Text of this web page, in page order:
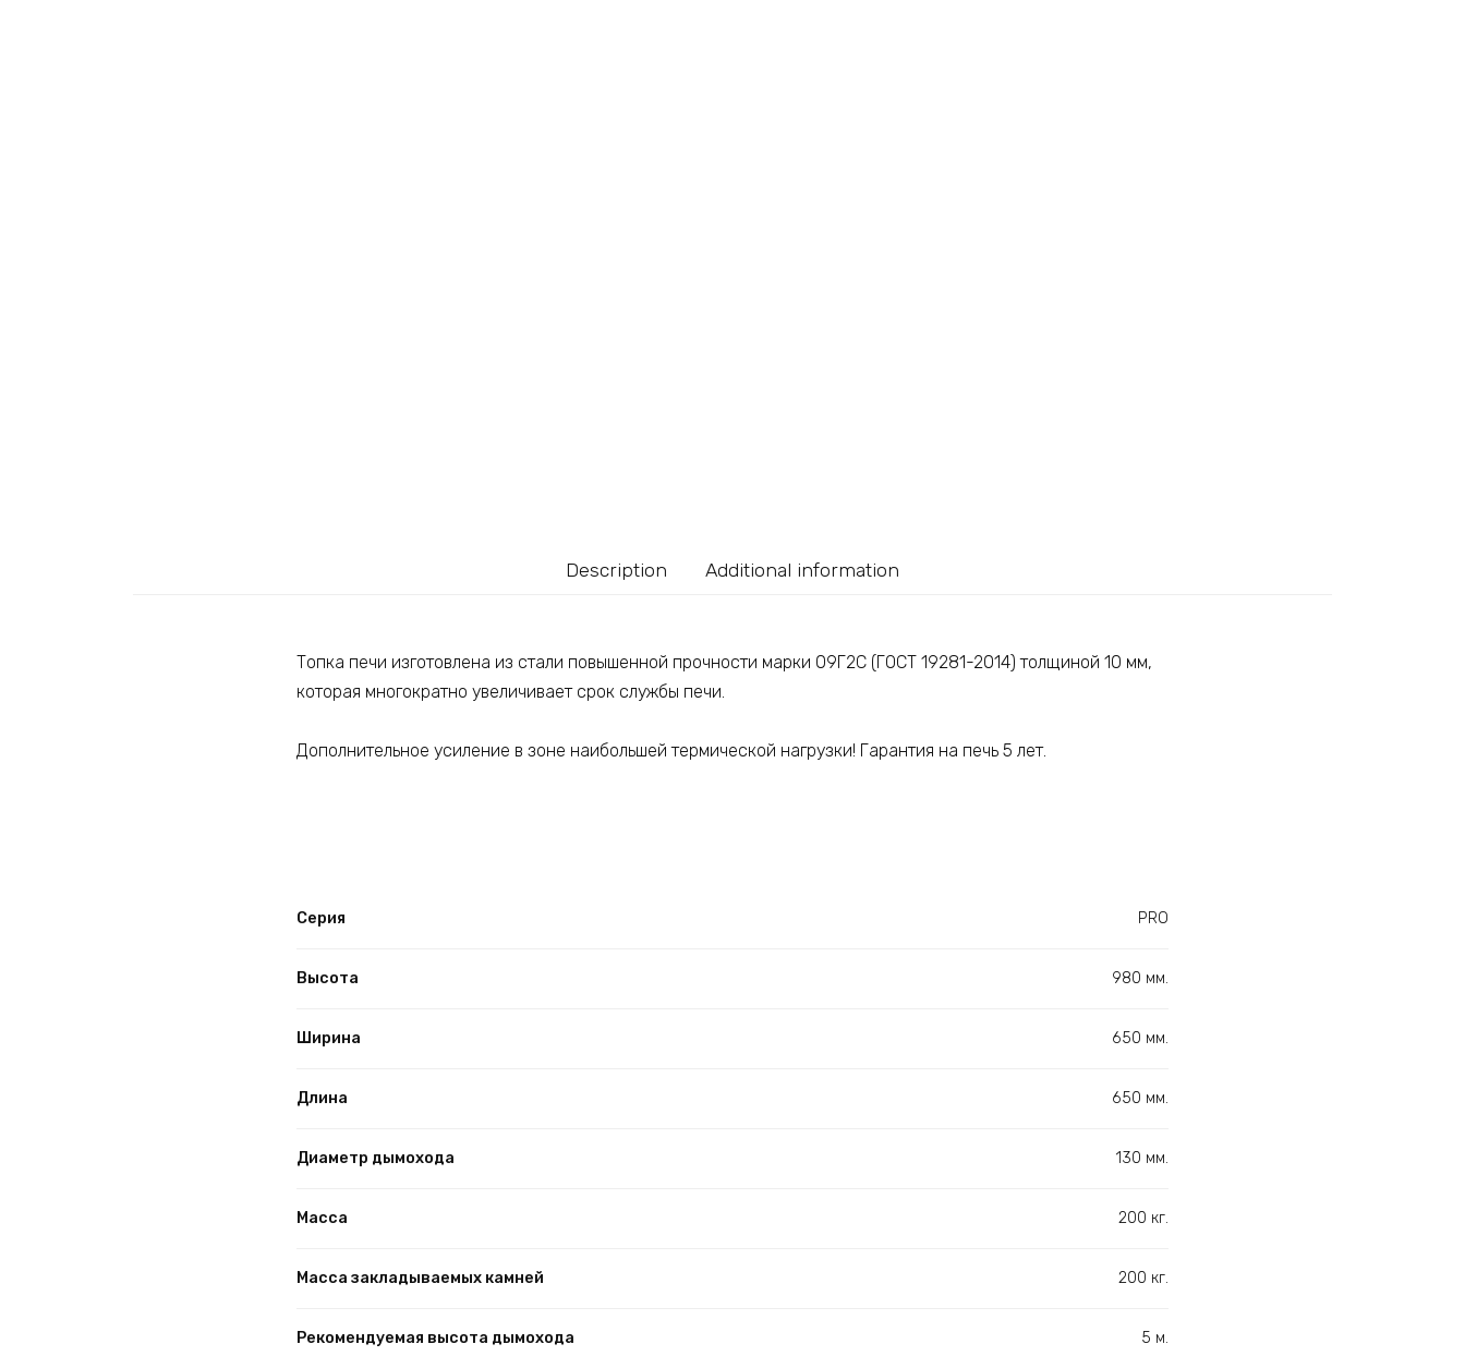
Description Additional information
Топка печи изготовлена из стали повышенной прочности марки 09Г2С (ГОСТ 19281-2014) толщиной 10 мм,
которая многократно увеличивает срок службы печи.
Дополнительное усиление в зоне наибольшей термической нагрузки! Гарантия на печь 5 лет.
Серия PRO
Высота 980 мм.
Ширина 650 мм.
Длина 650 мм.
Диаметр дымохода 130 мм.
Масса 200 кг.
Масса закладываемых камней 200 кг.
Рекомендуемая высота дымохода 5 м.